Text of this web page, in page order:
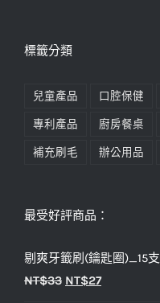
標籤分類
兒童產品 口腔保健
專利產品 廚房餐桌
補充刷毛 辦公用品
最受好評商品：
剔爽牙籤刷(鑰匙圈)_15支
NT$33 原
NT$27目